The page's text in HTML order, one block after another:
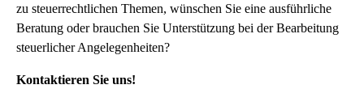
zu steuerrechtlichen Themen, wünschen Sie eine ausführliche
Beratung oder brauchen Sie Unterstützung bei der Bearbeitung
steuerlicher Angelegenheiten?
Kontaktieren Sie uns!